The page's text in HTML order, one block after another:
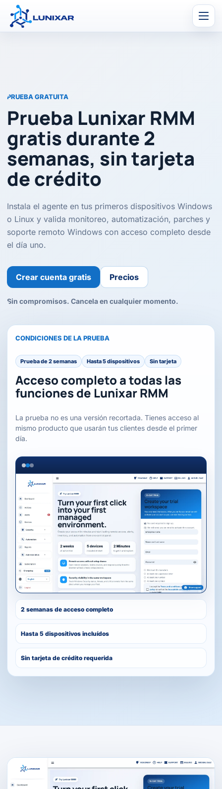
PRUEBA GRATUITA
Prueba Lunixar RMM
gratis durante 2
semanas, sin tarjeta
de crédito
Instala el agente en tus primeros dispositivos Windows
o Linux y valida monitoreo, automatización, parches y
soporte remoto Windows con acceso completo desde
el día uno.
Crear cuenta gratis Precios
Sin compromisos. Cancela en cualquier momento.
CONDICIONES DE LA PRUEBA
Prueba de 2 semanas Hasta 5 dispositivos Sin tarjeta
Acceso completo a todas las
funciones de Lunixar RMM
La prueba no es una versión recortada. Tienes acceso al
mismo producto que usarán tus clientes desde el primer
día.
2 semanas de acceso completo
Hasta 5 dispositivos incluídos
Sin tarjeta de crédito requerida